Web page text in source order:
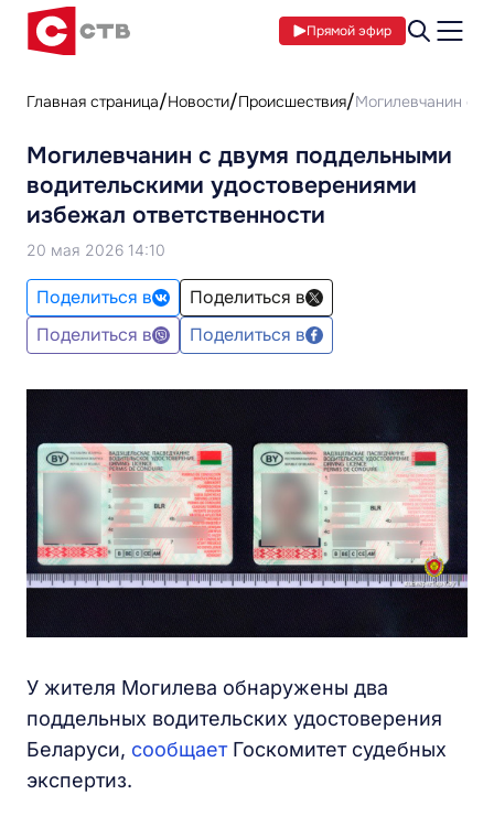
Прямой эфир
Главная страница Новости Происшествия Могилевчанин с
Могилевчанин с двумя поддельными
водительскими удостоверениями
избежал ответственности
20 мая 2026 14:10
Поделиться в
Поделиться в
Поделиться в
Поделиться в
У жителя Могилева обнаружены два
поддельных водительских удостоверения
Беларуси, сообщаетГоскомитет судебных
экспертиз.